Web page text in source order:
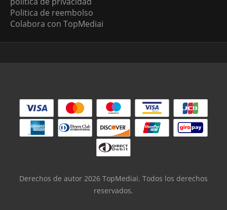
Politica de reembolso
Colabora con TopMediai
Derechos de autor 2026 TopMediai. Todos los derechos
reservados.